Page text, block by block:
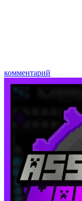
комментарий